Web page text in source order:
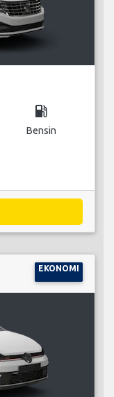
local_gas_station
Bensin
EKONOMI